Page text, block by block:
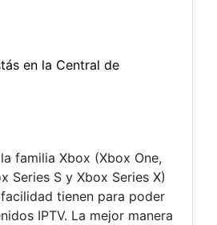
familia Xbox (Xbox One,
Series S y Xbox Series X)
tienen para poder
IPTV. La mejor manera